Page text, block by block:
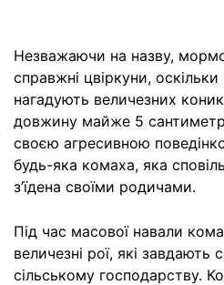
Незважаючи на назву,
справжні цвіркуни,
нагадують величезних
довжину майже 5
своєю агресивною
будь-яка комаха, яка
з’їдена своїми родичами.
Під час масової навали
величезні рої, які завдають
сільському господарству.